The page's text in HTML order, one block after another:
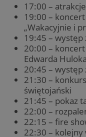
17:00 –
19:00 –
„Wakacyjnie i
19:45 – występ
20:00 –
Edwarda Huloka
20:45 – występ
21:30 –
świętojański
21:45 – pokaz
22:00 –
22:15 – fire
22:30 – kolejny